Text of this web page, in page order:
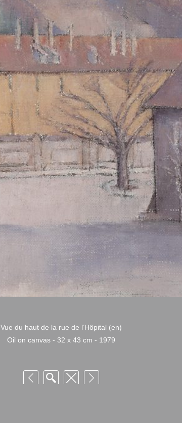
Vue du haut de la rue de l’Hôpital (en)
Oil on canvas - 32 x 43 cm - 1979